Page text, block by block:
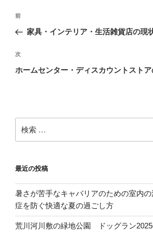
投
ナ
ビ
ゲ
ン
過
去
投
前
家具・インテリア・生活雑貨店の現
次
の
次
ホームセンター・ディスカウントスト
索:
最近の投稿
暑さが苦手なキャバリアのための室内
症を防ぐ快適な夏の過ごし方
荒川河川敷の緑地公園 ドッグラン2025